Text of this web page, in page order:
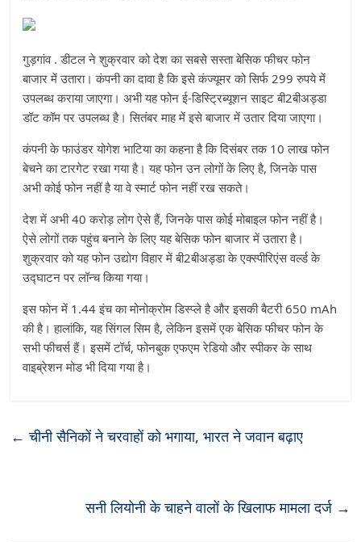
गुड़गांव . डीटल ने शुक्रवार को देश का सबसे सस्ता बेसिक फीचर फोन
बाजार में उतारा। कंपनी का दावा है कि इसे कंज्यूमर को सिर्फ 299 रुपये में
उपलब्ध कराया जाएगा। अभी यह फोन ई-डिस्ट्रिब्यूशन साइट बी2बीअड्डा
डॉट कॉम पर उपलब्ध है। सितंबर माह में इसे बाजार में उतार दिया जाएगा।
कंपनी के फाउंडर योगेश भाटिया का कहना है कि दिसंबर तक 10 लाख फोन
बेचने का टारगेट रखा गया है। यह फोन उन लोगों के लिए है, जिनके पास
अभी कोई फोन नहीं है या वे स्मार्ट फोन नहीं रख सकते।
देश में अभी 40 करोड़ लोग ऐसे हैं, जिनके पास कोई मोबाइल फोन नहीं है।
ऐसे लोगों तक पहुंच बनाने के लिए यह बेसिक फोन बाजार में उतारा है।
शुक्रवार को यह फोन उद्योग विहार में बी2बीअड्डा के एक्स्पीरिएंस वर्ल्ड के
उद्घाटन पर लॉन्च किया गया।
इस फोन में 1.44 इंच का मोनोक्रोम डिस्प्ले है और इसकी बैटरी 650 mAh
की है। हालांकि, यह सिंगल सिम है, लेकिन इसमें एक बेसिक फीचर फोन के
सभी फीचर्स हैं। इसमें टॉर्च, फोनबुक एफएम रेडियो और स्पीकर के साथ
वाइब्रेशन मोड भी दिया गया है।
← चीनी सैनिकों ने चरवाहों को भगाया, भारत ने जवान बढ़ाए
सनी लियोनी के चाहने वालों के खिलाफ मामला दर्ज →